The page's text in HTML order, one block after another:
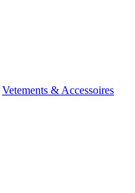
Vetements & Accessoires